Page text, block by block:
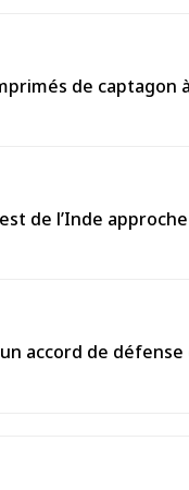
de captagon
de l’Inde
accord de